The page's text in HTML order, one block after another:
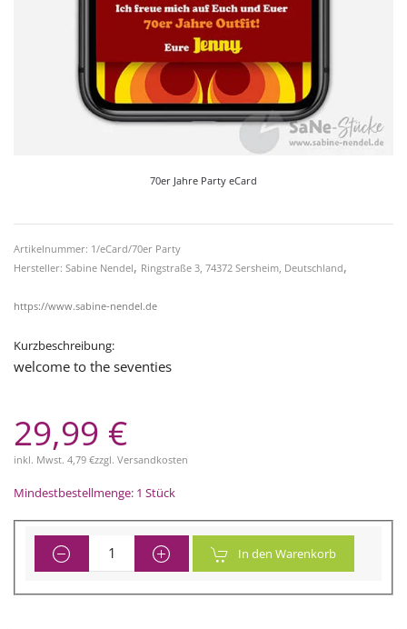
70er Jahre Party eCard
Artikelnummer: 1/eCard/70er Party
Hersteller: Sabine Nendel, Ringstraße 3, 74372 Sersheim, Deutschland,
https://www.sabine-nendel.de
Kurzbeschreibung:
welcome to the seventies
29,99 €
inkl. Mwst. 4,79 €zzgl. Versandkosten
Mindestbestellmenge: 1 Stück
In den Warenkorb